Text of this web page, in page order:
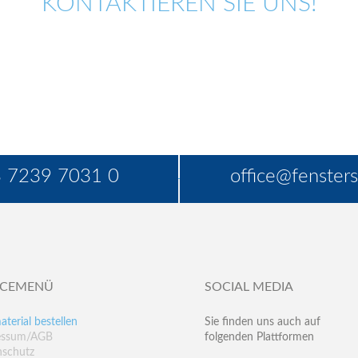
7239 7031 0
bestellen
AGB
SOCIAL MEDIA
Sie finden uns auch auf
folgenden Plattformen